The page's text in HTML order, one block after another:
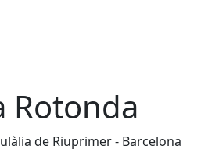
Rotonda
de Riuprimer - Barcelona